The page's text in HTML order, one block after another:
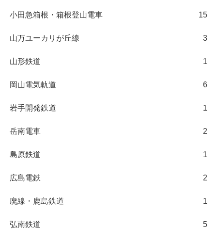
小田急箱根・箱根登山電車 15
山万ユーカリが丘線 3
山形鉄道 1
岡山電気軌道 6
岩手開発鉄道 1
岳南電車 2
島原鉄道 1
広島電鉄 2
廃線・鹿島鉄道 1
弘南鉄道 5